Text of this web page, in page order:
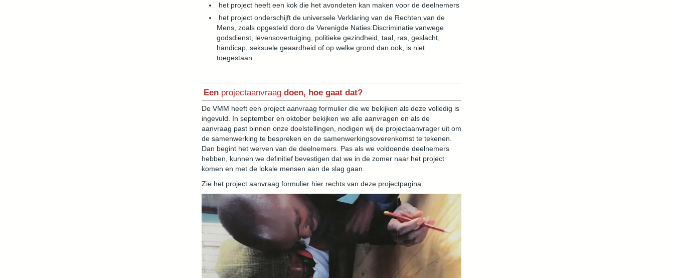
het project heeft een kok die het avondeten kan maken voor de deelnemers
het project onderschijft de universele Verklaring van de Rechten van de
Mens, zoals opgesteld doro de Verenigde Naties:Discriminatie vanwege
godsdienst, levensovertuiging, politieke gezindheid, taal, ras, geslacht,
handicap, seksuele geaardheid of op welke grond dan ook, is niet
toegestaan.
Een projectaanvraag doen, hoe gaat dat?
De VMM heeft een project aanvraag formulier die we bekijken als deze volledig is
ingevuld. In september en oktober bekijken we alle aanvragen en als de
aanvraag past binnen onze doelstellingen, nodigen wij de projectaanvrager uit om
de samenwerking te bespreken en de samenwerkingsoverenkomst te tekenen.
Dan begint het werven van de deelnemers. Pas als we voldoende deelnemers
hebben, kunnen we definitief bevestigen dat we in de zomer naar het project
komen en met de lokale mensen aan de slag gaan.
Zie het project aanvraag formulier hier rechts van deze projectpagina.